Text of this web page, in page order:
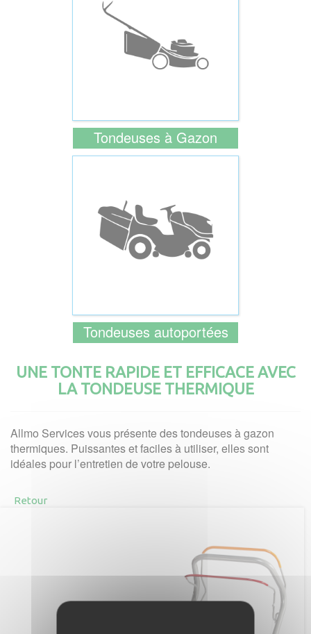
Tondeuses à Gazon
Tondeuses autoportées
UNE TONTE RAPIDE ET EFFICACE AVEC
LA TONDEUSE THERMIQUE
Allmo Services vous présente des tondeuses à gazon
thermiques. Puissantes et faciles à utiliser, elles sont
idéales pour l’entretien de votre pelouse.
Retour